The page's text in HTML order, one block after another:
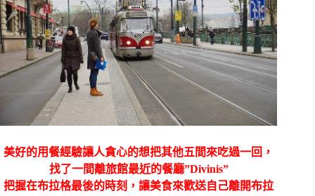
美好的用餐經驗讓人貪心的想把其他五間來吃過一回，
找了一間離旅館最近的餐廳”Divinis”
把握在布拉格最後的時刻，讓美食來歡送自己離開布拉